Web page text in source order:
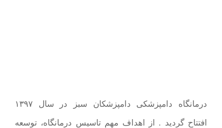
درمانگاه دامپزشکی دامپزشکان سبز در سال ۱۳۹۷
افتتاح گردید . از اهداف مهم تاسیس درمانگاه، توسعه